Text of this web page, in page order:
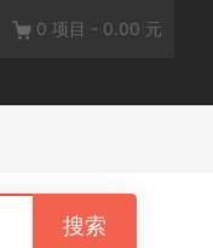
0 项目 - 0.00 元